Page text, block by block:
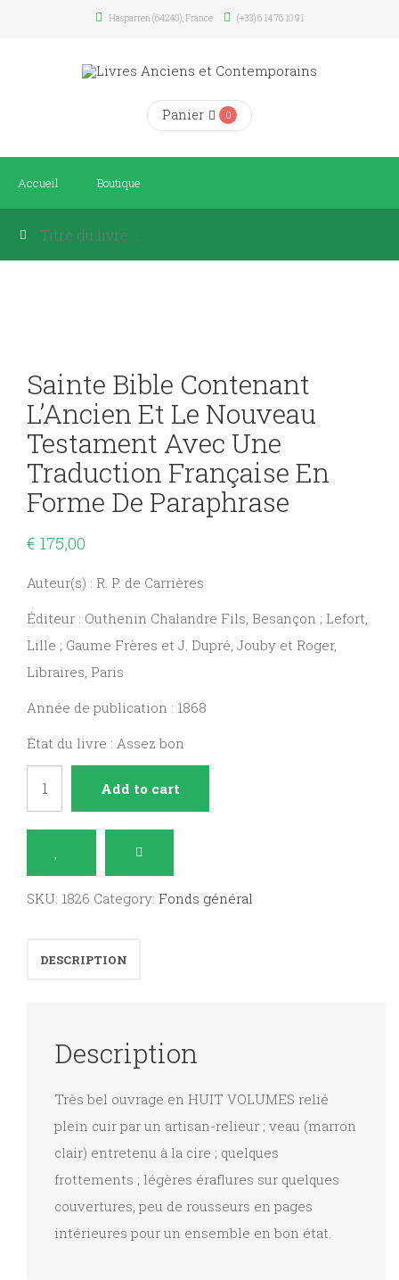
Hasparren (64240), France (+33) 6 14 76 10 91
Panier 0
Accueil Boutique
Sainte Bible Contenant
L’Ancien Et Le Nouveau
Testament Avec Une
Traduction Française En
Forme De Paraphrase
€ 175,00
Auteur(s) : R. P. de Carrières
Éditeur : Outhenin Chalandre Fils, Besançon ; Lefort,
Lille ; Gaume Frères et J. Dupré, Jouby et Roger,
Libraires, Paris
Année de publication : 1868
État du livre : Assez bon
contenant
l'Ancien
Testament
traduction
forme
paraphrase
quantity
Add to cart
SKU: 1826 Category: Fonds général
DESCRIPTION
Description
Très bel ouvrage en HUIT VOLUMES relié
plein cuir par un artisan-relieur ; veau (marron
clair) entretenu à la cire ; quelques
frottements ; légères éraflures sur quelques
couvertures, peu de rousseurs en pages
intérieures pour un ensemble en bon état.